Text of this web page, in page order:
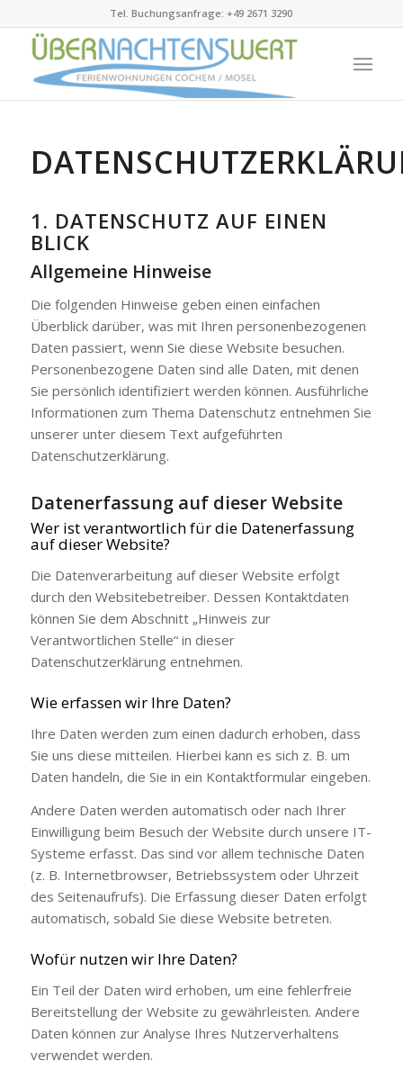
Tel. Buchungsanfrage: +49 2671 3290
1. DATENSCHUTZ AUF EINEN
BLICK
Allgemeine Hinweise
Die folgenden Hinweise geben einen einfachen
Überblick darüber, was mit Ihren personenbezogenen
Daten passiert, wenn Sie diese Website besuchen.
Personenbezogene Daten sind alle Daten, mit denen
Sie persönlich identifiziert werden können. Ausführliche
Informationen zum Thema Datenschutz entnehmen Sie
unserer unter diesem Text aufgeführten
Datenschutzerklärung.
Datenerfassung auf dieser Website
Wer ist verantwortlich für die Datenerfassung
auf dieser Website?
Die Datenverarbeitung auf dieser Website erfolgt
durch den Websitebetreiber. Dessen Kontaktdaten
können Sie dem Abschnitt „Hinweis zur
Verantwortlichen Stelle“ in dieser
Datenschutzerklärung entnehmen.
Wie erfassen wir Ihre Daten?
Ihre Daten werden zum einen dadurch erhoben, dass
Sie uns diese mitteilen. Hierbei kann es sich z. B. um
Daten handeln, die Sie in ein Kontaktformular eingeben.
Andere Daten werden automatisch oder nach Ihrer
Einwilligung beim Besuch der Website durch unsere IT-
Systeme erfasst. Das sind vor allem technische Daten
(z. B. Internetbrowser, Betriebssystem oder Uhrzeit
des Seitenaufrufs). Die Erfassung dieser Daten erfolgt
automatisch, sobald Sie diese Website betreten.
Wofür nutzen wir Ihre Daten?
Ein Teil der Daten wird erhoben, um eine fehlerfreie
Bereitstellung der Website zu gewährleisten. Andere
Daten können zur Analyse Ihres Nutzerverhaltens
verwendet werden.